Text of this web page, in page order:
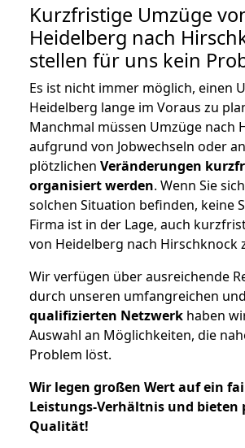
Kurzfristige Umzüge
Heidelberg nach
stellen für uns kein
Es ist nicht immer möglich, einen
Heidelberg lange im Voraus zu
Manchmal müssen Umzüge nach
aufgrund von Jobwechseln oder
plötzlichen Veränderungen
organisiert werden. Wenn Sie
solchen Situation befinden, keine
Firma ist in der Lage, auch
von Heidelberg nach Hirschknock
Wir verfügen über ausreichende
durch unseren umfangreichen und
qualifizierten Netzwerk haben
Auswahl an Möglichkeiten, die
Problem löst.
Wir legen großen Wert auf ein
Leistungs-Verhältnis und bieten
Qualität!